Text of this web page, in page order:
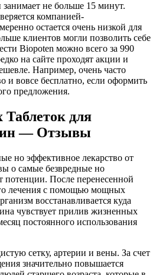
не больше 15 минут.
компанией-
остается очень низкой для
клиентов могли позволить себе
Biopoten можно всего за 990
на сайте проходят акции и
Например, очень часто
и вовсе бесплатно, если оформить
предложения.
для
— Отзывы
но эффективное лекарство от
о самые безвредные но
потенции. После перенесенной
лечения с помощью мощных
восстанавливается куда
чувствует прилив жизненных
постоянного использования
сетку, артерии и вены. За счет
значительно повышается